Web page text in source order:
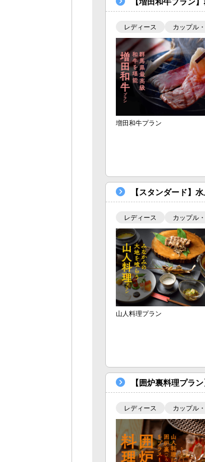
レディース カップル
増田和牛プラン
【スタンダード】
レディース カップル
山人料理プラン
【囲炉裏料理プラ
レディース カップル